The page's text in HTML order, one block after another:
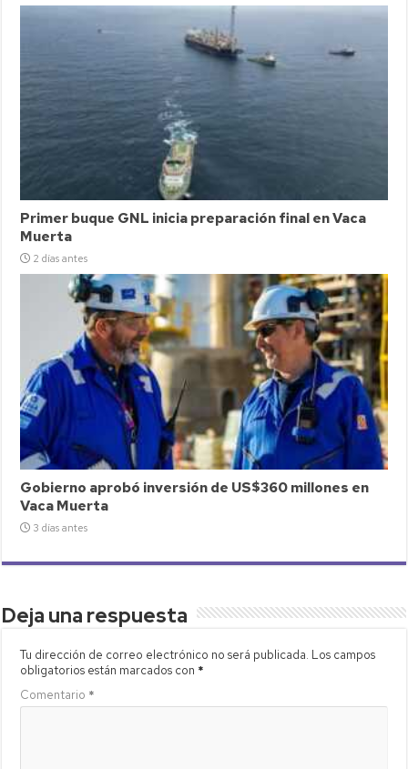
Primer buque GNL inicia preparación final en Vaca
Muerta
2 días antes
Gobierno aprobó inversión de US$360 millones en
Vaca Muerta
3 días antes
Deja una respuesta
Tu dirección de correo electrónico no será publicada. Los campos
obligatorios están marcados con *
Comentario *